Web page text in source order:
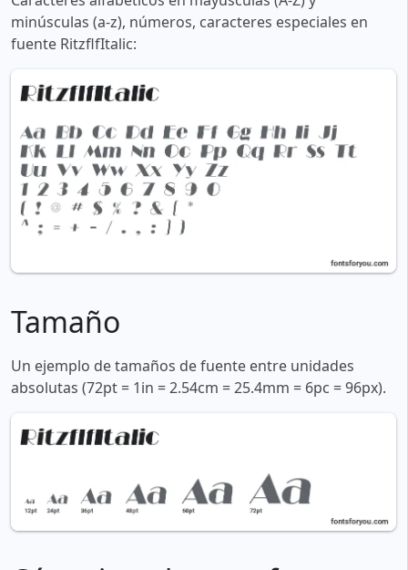
minúsculas (a-z), números, caracteres especiales en
fuente RitzflfItalic:
Tamaño
Un ejemplo de tamaños de fuente entre unidades
absolutas (72pt = 1in = 2.54cm = 25.4mm = 6pc = 96px).